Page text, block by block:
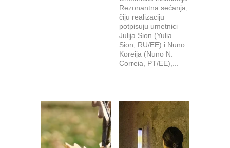
Rezonantna sećanja,
čiju realizaciju
potpisuju umetnici
Julija Sion (Yulia
Sion, RU/EE) i Nuno
Koreija (Nuno N.
Correia, PT/EE),...